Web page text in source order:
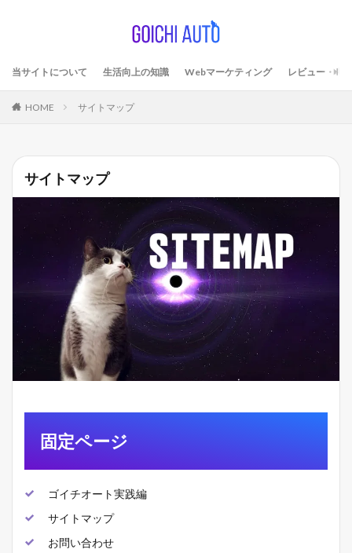
当サイトについて 生活向上の知識 Webマーケティング レビュー・考
HOME サイトマップ
サイトマップ
固定ページ
ゴイチオート実践編
サイトマップ
お問い合わせ